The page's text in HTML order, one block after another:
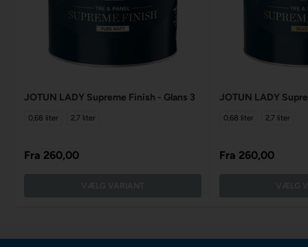
JOTUN LADY Supreme Finish - Glans 3
0,68 liter 2,7 liter
Fra 260,00
JOTUN LADY
0,68 liter 2,7 liter
Fra 260,00